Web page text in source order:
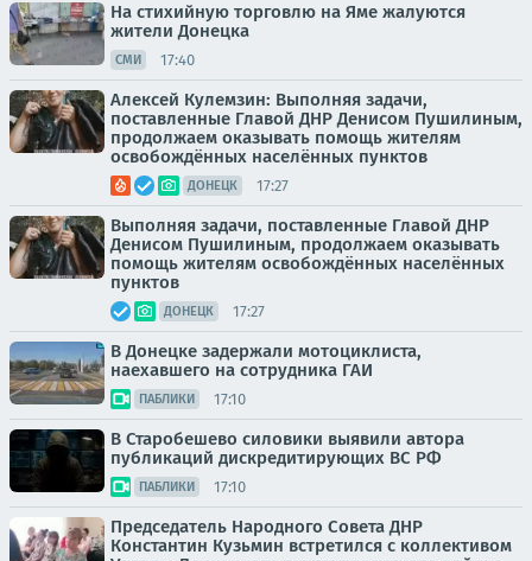
На стихийную торговлю на Яме жалуются
жители Донецка
СМИ 17:40
Алексей Кулемзин: Выполняя задачи,
поставленные Главой ДНР Денисом Пушилиным,
продолжаем оказывать помощь жителям
освобождённых населённых пунктов
ДОНЕЦК 17:27
Выполняя задачи, поставленные Главой ДНР
Денисом Пушилиным, продолжаем оказывать
помощь жителям освобождённых населённых
пунктов
ДОНЕЦК 17:27
В Донецке задержали мотоциклиста,
наехавшего на сотрудника ГАИ
ПАБЛИКИ 17:10
В Старобешево силовики выявили автора
публикаций дискредитирующих ВС РФ
ПАБЛИКИ 17:10
Председатель Народного Совета ДНР
Константин Кузьмин встретился с коллективом